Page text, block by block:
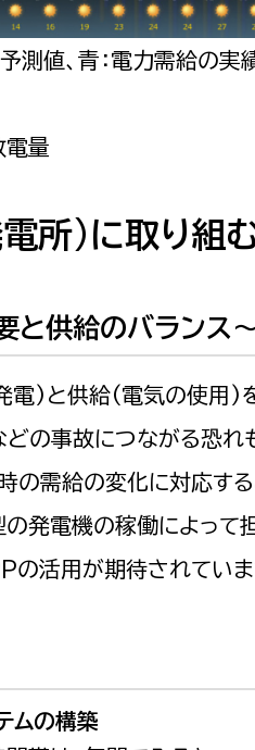
測値、青：電力需給の
電量
所)に取り組
と供給のバランス
電)と供給(電気の使用)
どの事故につながる恐れ
時の需給の変化に対応す
の発電機の稼働によって
の活用が期待されてい
ムの構築